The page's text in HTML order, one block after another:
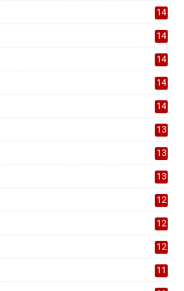
14
14
14
14
14
13
13
13
12
12
12
11